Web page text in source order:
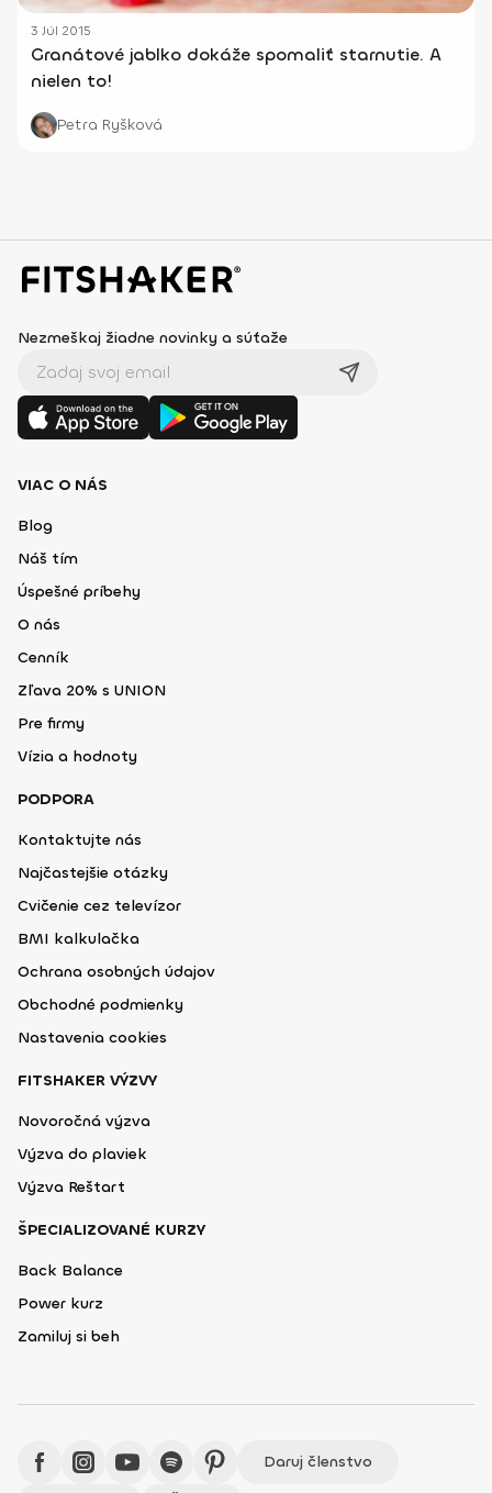
3 Júl 2015
Granátové jablko dokáže spomaliť starnutie. A
nielen to!
Petra Ryšková
Nezmeškaj žiadne novinky a súťaže
VIAC O NÁS
Blog
Náš tím
Úspešné príbehy
O nás
Cenník
Zľava 20% s UNION
Pre firmy
Vízia a hodnoty
PODPORA
Kontaktujte nás
Najčastejšie otázky
Cvičenie cez televízor
BMI kalkulačka
Ochrana osobných údajov
Obchodné podmienky
Nastavenia cookies
FITSHAKER VÝZVY
Novoročná výzva
Výzva do plaviek
Výzva Reštart
ŠPECIALIZOVANÉ KURZY
Back Balance
Power kurz
Zamiluj si beh
Daruj členstvo